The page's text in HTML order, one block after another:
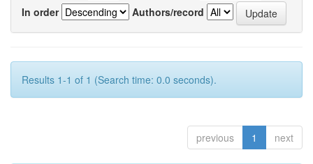
In order
Authors/record
Results 1-1 of 1 (Search time: 0.0 seconds).
previous 1 next